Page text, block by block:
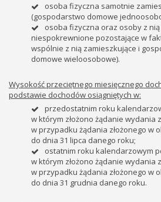
osoba fizyczna samotnie
(gospodarstwo domowe
osoba fizyczna oraz osoby z
niespokrewnione pozostające w
wspólnie z nią zamieszkujące i
domowe wieloosobowe).
Wysokość przeciętnego miesięcznego
podstawie dochodów osiągniętych w:
przedostatnim roku
w którym złożono żądanie wydania
w przypadku żądania złożonego w
do dnia 31 lipca danego roku;
ostatnim roku kalendarzowym
w którym złożono żądanie wydania
w przypadku żądania złożonego w
do dnia 31 grudnia danego roku.